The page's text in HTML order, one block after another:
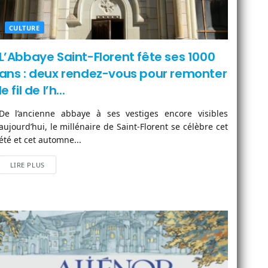
CULTURE
Saint-Florent fête ses 1000
: deux rendez-vous pour remonter
fil de l’h...
l’ancienne abbaye à ses vestiges encore visibles
le millénaire de Saint-Florent se célèbre cet
et cet automne...
LIRE PLUS